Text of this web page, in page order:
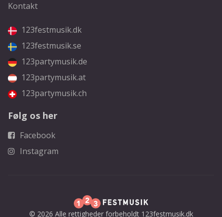
Kontakt
123festmusik.dk
123festmusik.se
123partymusik.de
123partymusik.at
123partymusik.ch
Følg os her
Facebook
Instagram
© 2026 Alle rettigheder forbeholdt 123festmusik.dk